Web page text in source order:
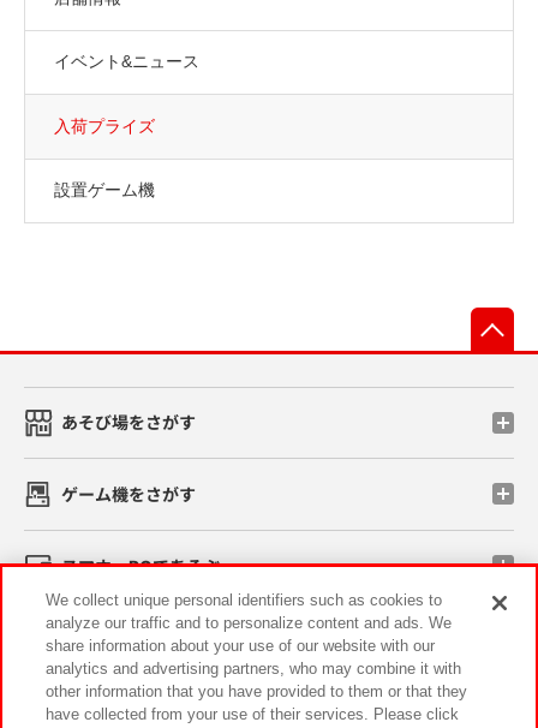
イベント&ニュース
入荷プライズ
設置ゲーム機
あそび場をさがす
ゲーム機をさがす
スマホ・PCであそぶ
イベント・キャンペーン
We collect unique personal identifiers such as cookies to
analyze our traffic and to personalize content and ads. We
share information about your use of our website with our
analytics and advertising partners, who may combine it with
other information that you have provided to them or that they
have collected from your use of their services. Please click